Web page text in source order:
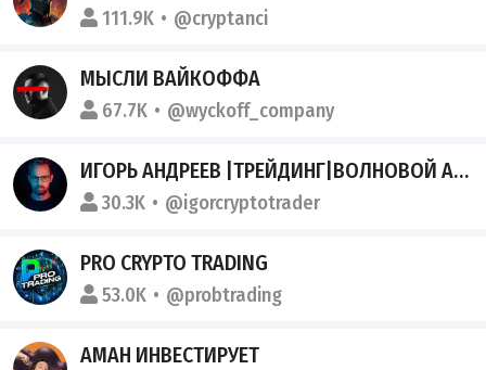
111.9K @cryptanci
МЫСЛИ ВАЙКОФФА
67.7K @wyckoff_company
ИГОРЬ АНДРЕЕВ |ТРЕЙДИНГ|ВОЛНОВОЙ АНАЛИЗ
30.3K @igorcryptotrader
PRO CRYPTO TRADING
53.0K @probtrading
АМАН ИНВЕСТИРУЕТ